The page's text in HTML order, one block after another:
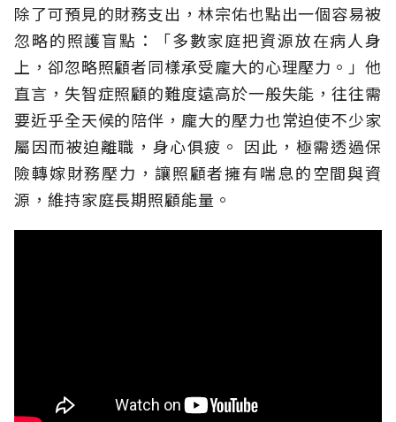
除了可預見的財務支出，林宗佑也點出一個容易被
忽略的照護盲點：「多數家庭把資源放在病人身
上，卻忽略照顧者同樣承受龐大的心理壓力。」他
直言，失智症照顧的難度遠高於一般失能，往往需
要近乎全天候的陪伴，龐大的壓力也常迫使不少家
屬因而被迫離職，身心俱疲。 因此，極需透過保
險轉嫁財務壓力，讓照顧者擁有喘息的空間與資
源，維持家庭長期照顧能量。